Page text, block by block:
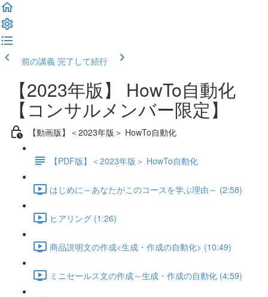
前の講義 完了して続行
【2023年版】 HowTo自動化
【コンサルメンバー限定】
【動画版】＜2023年版＞ HowTo自動化
【PDF版】＜2023年版＞ HowTo自動化
はじめに～あなたがこのコースを学ぶ理由～ (2:58)
ヒアリング (1:26)
商品説明文の作成<生成・作成の自動化> (10:49)
ミニセールス文の作成～生成・作成の自動化 (4:59)